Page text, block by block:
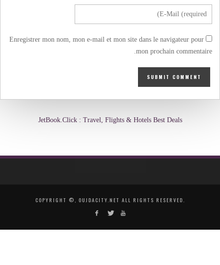
Enregistrer mon nom, mon e-mail et mon site dans le navigateur pour
mon prochain commentaire.
JetBook.Click : Travel, Flights & Hotels Best Deals
COPYRIGHT ©, OUJDACITY.NET ALL RIGHTS RESERVED.